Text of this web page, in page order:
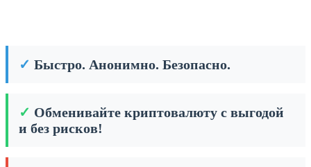
✓ Быстро. Анонимно. Безопасно.
✓ Обменивайте криптовалюту с выгодой
и без рисков!